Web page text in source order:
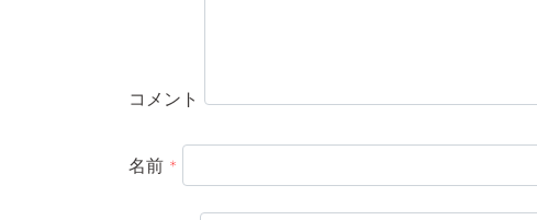
コメント
名前 *